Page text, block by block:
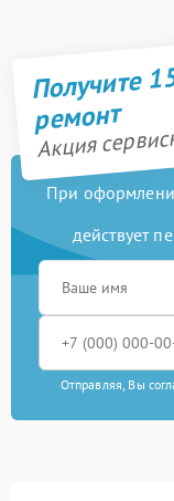
Получите
ремонт
Акция
При
действует
Отправляя, Вы